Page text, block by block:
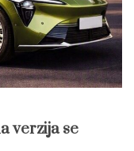
verzija se